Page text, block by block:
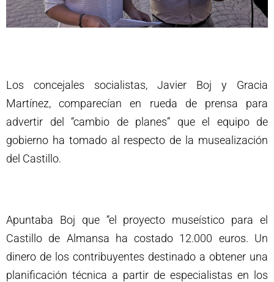
Los concejales socialistas, Javier Boj y Gracia
Martínez, comparecían en rueda de prensa para
advertir del “cambio de planes” que el equipo de
gobierno ha tomado al respecto de la musealización
del Castillo.
Apuntaba Boj que “el proyecto museístico para el
Castillo de Almansa ha costado 12.000 euros. Un
dinero de los contribuyentes destinado a obtener una
planificación técnica a partir de especialistas en los